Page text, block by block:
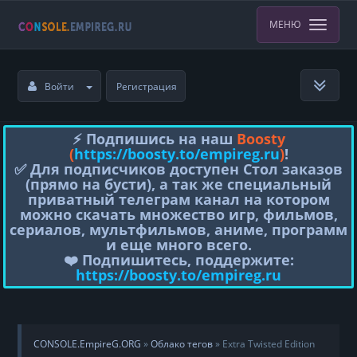
МЕНЮ
Войти Регистрация
⚡️ Подпишись на наш Boosty
(https://boosty.to/empireg.ru)!
✅ Для подписчиков доступен Стол заказов
(прямо на бусти), а так же специальный
приватный телеграм канал на котором
можно скачать множество игр, фильмов,
сериалов, мультфильмов, аниме, программ
и еще много всего.
❤️ Подпишитесь, поддержите:
https://boosty.to/empireg.ru
CONSOLE.EmpireG.ORG »Облако тегов» Extra Twisted Edition